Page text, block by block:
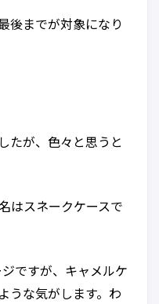
後までが対象になり
たが、色々と思うと
はスネークケースで
ですが、キャメルケ
うな気がします。わ